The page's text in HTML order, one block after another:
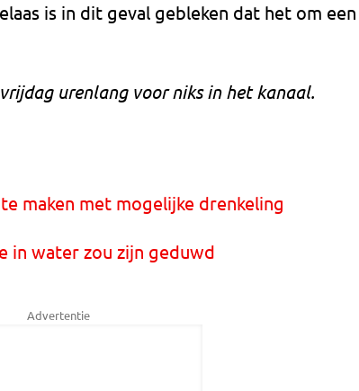
is in dit geval gebleken dat het om een
urenlang voor niks in het kanaal.
maken met mogelijke drenkeling
in water zou zijn geduwd
Advertentie